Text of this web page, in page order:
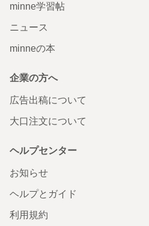
minne学習帖
ニュース
minneの本
企業の方へ
広告出稿について
大口注文について
ヘルプセンター
お知らせ
ヘルプとガイド
利用規約